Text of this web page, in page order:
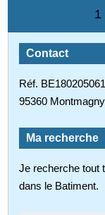
1
Contact
Réf.
95360 Montmagny
Ma recherche
Je recherche tout
dans le Batiment.